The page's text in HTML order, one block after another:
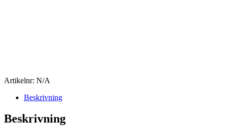
Artikelnr: N/A
Beskrivning
Beskrivning